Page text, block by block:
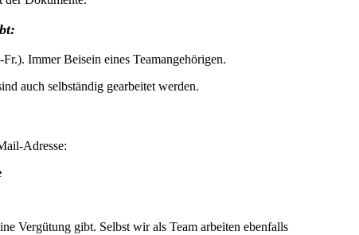
Immer Beisein eines Teamangehörigen.
auch selbständig gearbeitet werden.
Adresse:
Vergütung gibt. Selbst wir als Team arbeiten ebenfalls